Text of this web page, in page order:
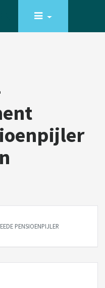
PENSIOENPIJLER